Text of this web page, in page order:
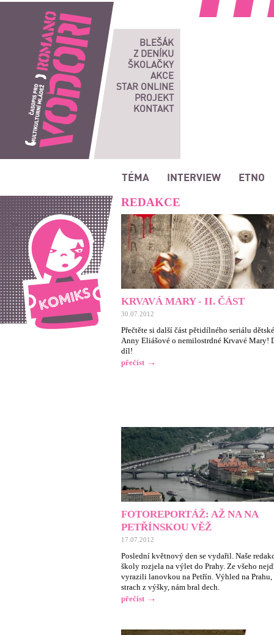
Romano vodori, časopis pro multikulturní mládež
REDAKCE
KRVAVÁ MARY - II. ČÁST
30.07.2012
Přečtěte si další část pětidílného seriálu
Anny Eliášové o nemilostrdné Krvavé Mary!
díl!
přečíst
FOTOREPORTÁŽ: AŽ NA NA
PETŘÍNSKOU VĚŽ
17.07.2012
Poslední květnový den se vydařil. Naše
školy rozjela na výlet do Prahy. Ze všeho
vyrazili lanovkou na Petřín. Výhled na Prahu,
strach z výšky, nám bral dech.
přečíst
BLEŠÁK
Z DENÍKU
ŠKOLAČKY
AKCE
STAR ONLINE
PROJEKT
KONTAKT
TÉMA INTERVIEW ETNO